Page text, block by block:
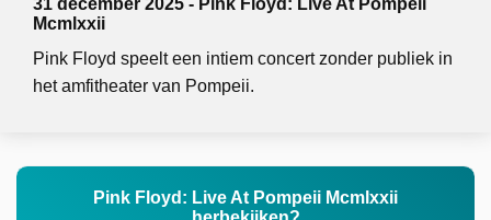
31 december 2025 - Pink Floyd: Live At Pompeii
Mcmlxxii
Pink Floyd speelt een intiem concert zonder publiek in
het amfitheater van Pompeii.
Pink Floyd: Live At Pompeii Mcmlxxii